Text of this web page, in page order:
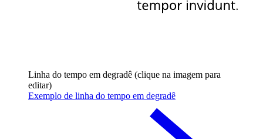
Linha do tempo em degradê (clique na imagem para
editar)
Exemplo de linha do tempo em degradê